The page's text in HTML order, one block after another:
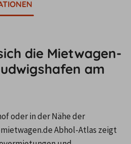
die Mietwagen-
am
oder in der Nähe der
Abhol-Atlas zeigt